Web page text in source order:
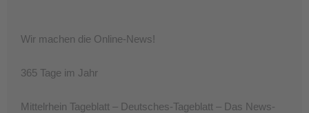
Wir machen die Online-News!
365 Tage im Jahr
Mittelrhein Tageblatt – Deutsches-Tageblatt – Das News-